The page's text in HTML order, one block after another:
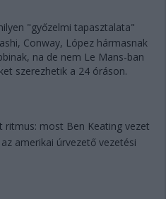
"győzelmi tapasztalata"
Conway, López hármasnak
na de nem Le Mans-ban
szerezhetik a 24 óráson.
ritmus: most Ben Keating vezet
amerikai úrvezető vezetési